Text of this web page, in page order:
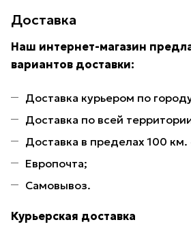
Доставка
Наш интернет-магазин
вариантов доставки:
Доставка курьером по
Доставка по всей
Доставка в пределах 100 км.
Европочта;
Самовывоз.
Курьерская доставка